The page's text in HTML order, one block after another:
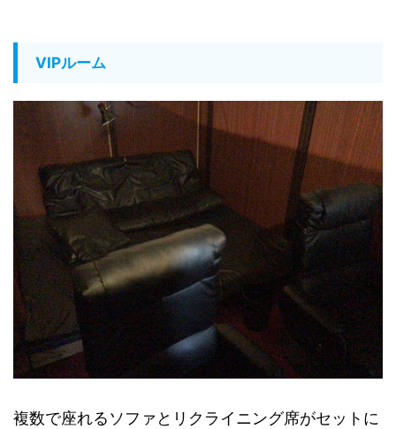
VIPルーム
複数で座れるソファとリクライニング席がセットに